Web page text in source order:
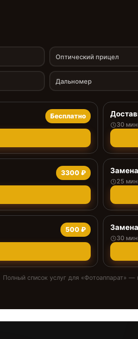
Оптический прицел
Дальномер
Бесплатно
30 мин
3300 ₽
25 мин
500 ₽
30 мин
Полный список услуг для «Фотоаппарат» —